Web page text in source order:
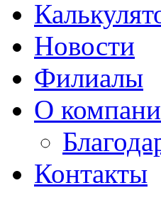
Новости
Филиалы
О
Контакты